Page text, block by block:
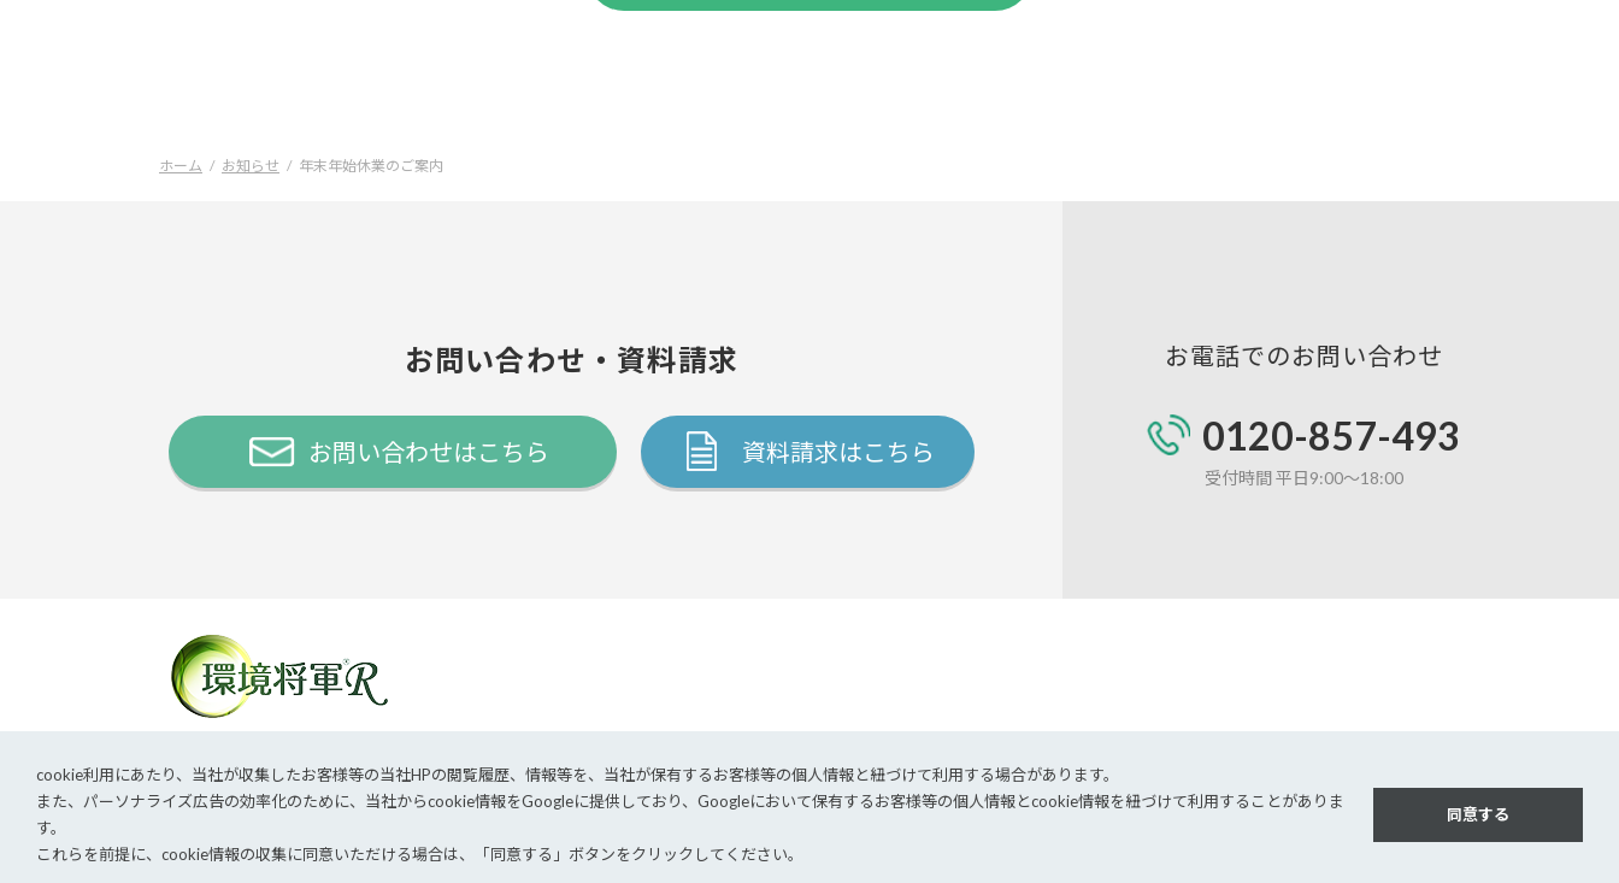
ホーム お知らせ 年末年始休業のご案内
お問い合わせ・資料請求
お問い合わせはこちら 資料請求はこちら
お電話でのお問い合わせ
0120-857-493
受付時間 平日9:00～18:00
企業サイトTOP 採用情報 個人情報保護方針 情報セキュリティポリシー 2026 JEMS Inc.
cookie利⽤にあたり、当社が収集したお客様等の当社HPの閲覧履歴、情報等を、当社が保有するお客様等の個⼈情報と紐づけて利⽤する場合があります。
また、パーソナライズ広告の効率化のために、当社からcookie情報をGoogleに提供しており、Googleにおいて保有するお客様等の個⼈情報とcookie情報を紐づけて利⽤することがありま
す。
これらを前提に、cookie情報の収集に同意いただける場合は、「同意する」ボタンをクリックしてください。
同意する